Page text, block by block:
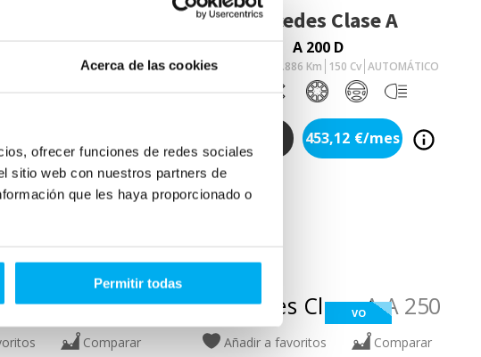
Acerca de las cookies
ofrecer funciones de redes sociales
sitio web con nuestros partners de
que les haya proporcionado o
Permitir todas
A 200 D
AUTOMÁTICO
Mercedes Clase A
A 200 D
DIESEL 13.886 Km 150 Cv AUTOMÁTICO
453,12 €/mes
Comparar
VO
Añadir a favoritos Comparar